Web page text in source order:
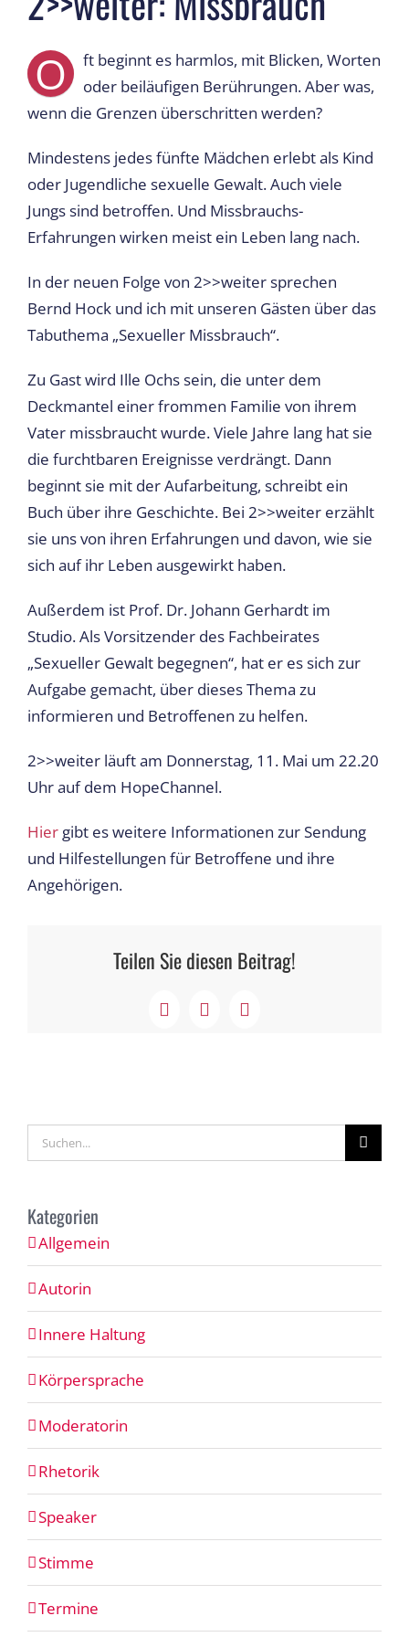
O
ft beginnt es harmlos, mit Blicken, Worten
oder beiläufigen Berührungen. Aber was,
wenn die Grenzen überschritten werden?
Mindestens jedes fünfte Mädchen erlebt als Kind
oder Jugendliche sexuelle Gewalt. Auch viele
Jungs sind betroffen. Und Missbrauchs-
Erfahrungen wirken meist ein Leben lang nach.
In der neuen Folge von 2>>weiter sprechen
Bernd Hock und ich mit unseren Gästen über das
Tabuthema „Sexueller Missbrauch“.
Zu Gast wird Ille Ochs sein, die unter dem
Deckmantel einer frommen Familie von ihrem
Vater missbraucht wurde. Viele Jahre lang hat sie
die furchtbaren Ereignisse verdrängt. Dann
beginnt sie mit der Aufarbeitung, schreibt ein
Buch über ihre Geschichte. Bei 2>>weiter erzählt
sie uns von ihren Erfahrungen und davon, wie sie
sich auf ihr Leben ausgewirkt haben.
Außerdem ist Prof. Dr. Johann Gerhardt im
Studio. Als Vorsitzender des Fachbeirates
„Sexueller Gewalt begegnen“, hat er es sich zur
Aufgabe gemacht, über dieses Thema zu
informieren und Betroffenen zu helfen.
2>>weiter läuft am Donnerstag, 11. Mai um 22.20
Uhr auf dem HopeChannel.
Hier gibt es weitere Informationen zur Sendung
und Hilfestellungen für Betroffene und ihre
Angehörigen.
Teilen Sie diesen Beitrag!
Facebook
X LinkedIn
Suche
nach:
Kategorien
Allgemein
Autorin
Innere Haltung
Körpersprache
Moderatorin
Rhetorik
Speaker
Stimme
Termine